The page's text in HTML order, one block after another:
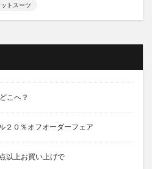
トスーツ
こへ？
０％オフオーダーフェア
以上お買い上げで